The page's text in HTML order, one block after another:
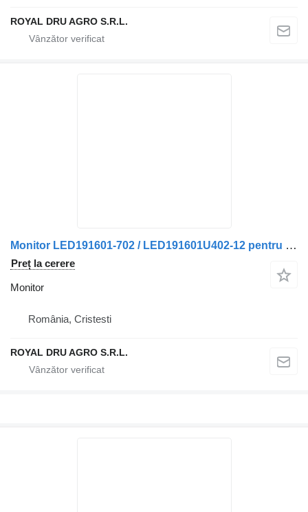
ROYAL DRU AGRO S.R.L.
Monitor LED191601-702 / LED191601U402-12 pentru autobuz Volvo
Preț la cerere
Monitor
România, Cristesti
ROYAL DRU AGRO S.R.L.